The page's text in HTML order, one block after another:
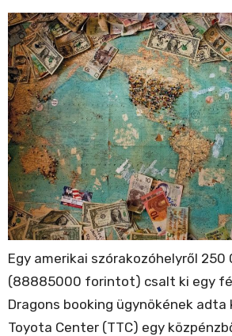
Egy amerikai szórakozóhelyről
(88885000 forintot) csalt ki egy
Dragons booking ügynökének adta
Toyota Center (TTC) egy